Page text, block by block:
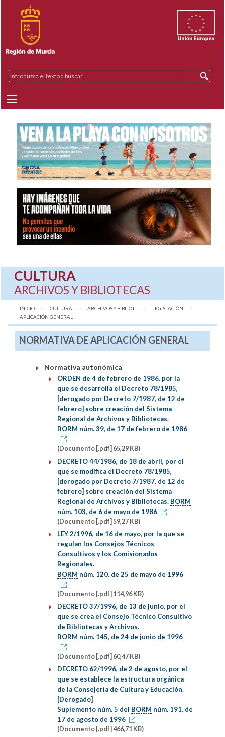
CULTURA
ARCHIVOS Y BIBLIOTECAS
INICIO CULTURA ARCHIVOS Y BIBLIOT...
LEGISLACIÓN
AQUÍ:
APLICACIÓN GENERAL
NORMATIVA DE APLICACIÓN GENERAL
Normativa autonómica
ORDEN de 4 de febrero de 1986, por la
que se desarrolla el Decreto 78/1985,
[derogado por Decreto 7/1987, de 12 de
febrero] sobre creación del Sistema
Regional de Archivos y Bibliotecas.
BORM núm. 39, de 17 de febrero de 1986
(Documento [.pdf] 65,29 KB)
DECRETO 44/1986, de 18 de abril, por el
que se modifica el Decreto 78/1985,
[derogado por Decreto 7/1987, de 12 de
febrero] sobre creación del Sistema
Regional de Archivos y Bibliotecas. BORM
núm. 103, de 6 de mayo de 1986
(Documento [.pdf] 59,27 KB)
LEY 2/1996, de 16 de mayo, por la que se
regulan los Consejos Técnicos
Consultivos y los Comisionados
Regionales.
BORM núm. 120, de 25 de mayo de 1996
(Documento [.pdf] 114,96 KB)
DECRETO 37/1996, de 13 de junio, por el
que se crea el Consejo Técnico Consultivo
de Bibliotecas y Archivos.
BORM núm. 145, de 24 de junio de 1996
(Documento [.pdf] 60,47 KB)
DECRETO 62/1996, de 2 de agosto, por el
que se establece la estructura orgánica
de la Consejería de Cultura y Educación.
[Derogado]
Suplemento núm. 5 del BORM núm. 191, de
17 de agosto de 1996
(Documento [.pdf] 466,71 KB)